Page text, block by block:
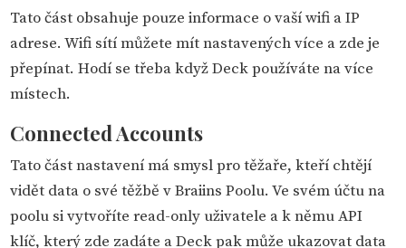
Tato část obsahuje pouze informace o vaší wifi a IP
adrese. Wifi sítí můžete mít nastavených více a zde je
přepínat. Hodí se třeba když Deck používáte na více
místech.
Connected Accounts
Tato část nastavení má smysl pro těžaře, kteří chtějí
vidět data o své těžbě v Braiins Poolu. Ve svém účtu na
poolu si vytvoříte read-only uživatele a k němu API
klíč, který zde zadáte a Deck pak může ukazovat data